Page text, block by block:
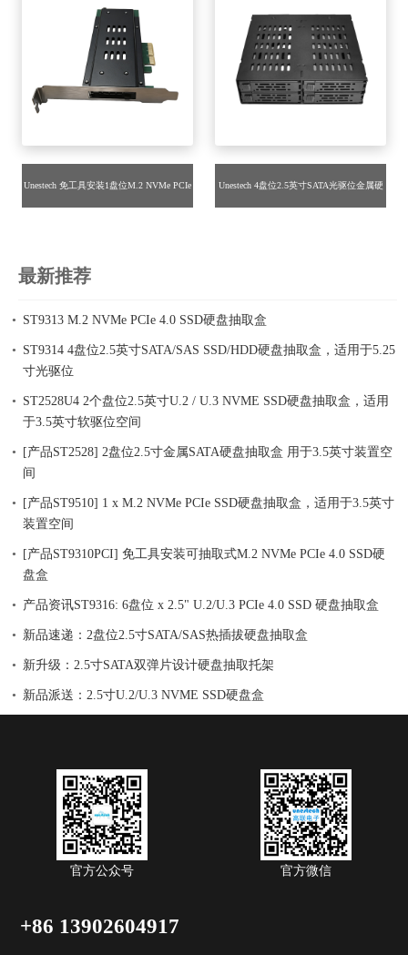
SlimSAS SFF-8654 4i） 间
Unestech 免工具安装1盘位M.2 NVMe PCIe Unestech 4盘位2.5英寸SATA光驱位金属硬
最新推荐
ST9313 M.2 NVMe PCIe 4.0 SSD硬盘抽取盒
ST9314 4盘位2.5英寸SATA/SAS SSD/HDD硬盘抽取盒，适用于5.25
寸光驱位
ST2528U4 2个盘位2.5英寸U.2 / U.3 NVME SSD硬盘抽取盒，适用
于3.5英寸软驱位空间
[产品ST2528] 2盘位2.5寸金属SATA硬盘抽取盒 用于3.5英寸装置空
间
[产品ST9510] 1 x M.2 NVMe PCIe SSD硬盘抽取盒，适用于3.5英寸
装置空间
[产品ST9310PCI] 免工具安装可抽取式M.2 NVMe PCIe 4.0 SSD硬
盘盒
产品资讯ST9316: 6盘位 x 2.5" U.2/U.3 PCIe 4.0 SSD 硬盘抽取盒
新品速递：2盘位2.5寸SATA/SAS热插拔硬盘抽取盒
新升级：2.5寸SATA双弹片设计硬盘抽取托架
新品派送：2.5寸U.2/U.3 NVME SSD硬盘盒
官方公众号 官方微信
+86 13902604917